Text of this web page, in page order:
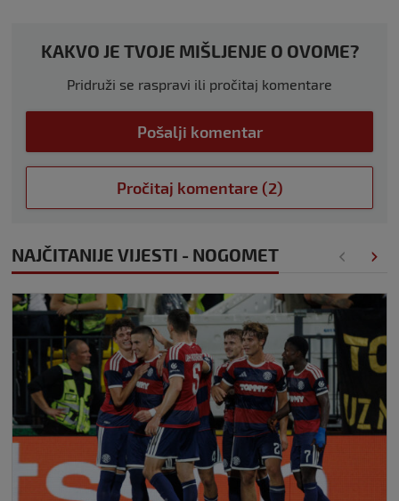
KAKVO JE TVOJE MIŠLJENJE O OVOME?
Pridruži se raspravi ili pročitaj komentare
Pošalji komentar
Pročitaj komentare (2)
NAJČITANIJE VIJESTI - NOGOMET